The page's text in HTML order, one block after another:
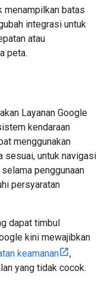
menampilkan batas
integrasi untuk
atau
peta.
Layanan Google
kendaraan
menggunakan
sesuai, untuk navigasi
penggunaan
persyaratan
dapat timbul
kini mewajibkan
keamanan
,
yang tidak cocok.